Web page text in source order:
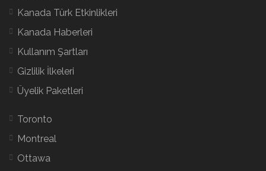
Kanada Türk Etkinlikleri
Kanada Haberleri
Kullanım Şartları
Gizlilik İlkeleri
Üyelik Paketleri
Toronto
Montreal
Ottawa